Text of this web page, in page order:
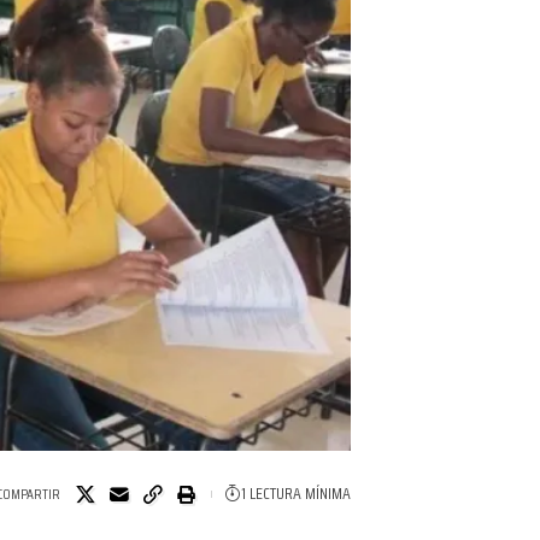
1 LECTURA MÍNIMA